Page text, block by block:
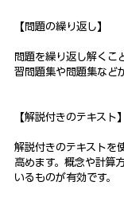
【問題の繰り返し】
問題を繰り返し解くこ
習問題集や問題集など
【解説付きのテキスト】
解説付きのテキストを
高めます。概念や計算
いるものが有効です。